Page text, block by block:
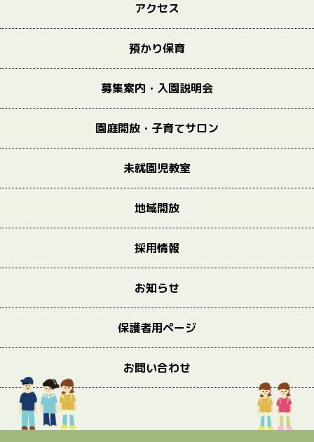
アクセス
預かり保育
募集案内・入園説明会
園庭開放・子育てサロン
未就園児教室
地域開放
採用情報
お知らせ
保護者用ページ
お問い合わせ